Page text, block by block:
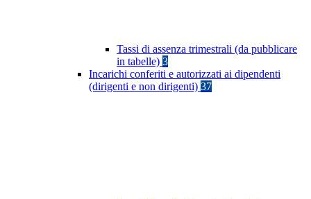
Tassi di assenza trimestrali (da pubblicare
in tabelle) 3
Incarichi conferiti e autorizzati ai dipendenti
(dirigenti e non dirigenti) 37